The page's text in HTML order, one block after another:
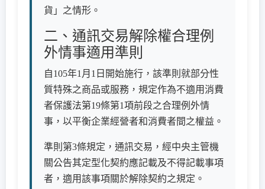
貨」之情形。
二、通訊交易解除權合理例
外情事適用準則
自105年1月1日開始施行，該準則就部分性
質特殊之商品或服務，規定作為不適用消費
者保護法第19條第1項前段之合理例外情
事，以平衡企業經營者和消費者間之權益。
準則第3條規定，通訊交易，經中央主管機
關公告其定型化契約應記載及不得記載事項
者，適用該事項關於解除契約之規定。